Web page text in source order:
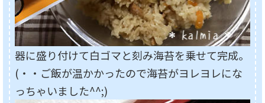
器に盛り付けて白ゴマと刻み海苔を乗せて完成。
(・・ご飯が温かかったので海苔がヨレヨレにな
っちゃいました^^;)